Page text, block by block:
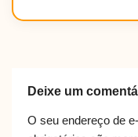
Deixe um
O seu endereço de